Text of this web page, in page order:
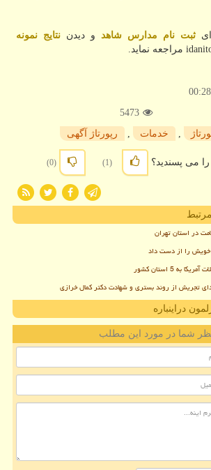
ثبت نام مدارس شاهد و دیدن نتایج نمونه
5473
خدمات رپورتاژ آگهی
می پسندید؟ (1)
(0)
در استان تهران
خویش را از دست داد
تجریش از روند بستری و شهادت دکتر کمال خرازی
دراینباره
شما در مورد این مطلب